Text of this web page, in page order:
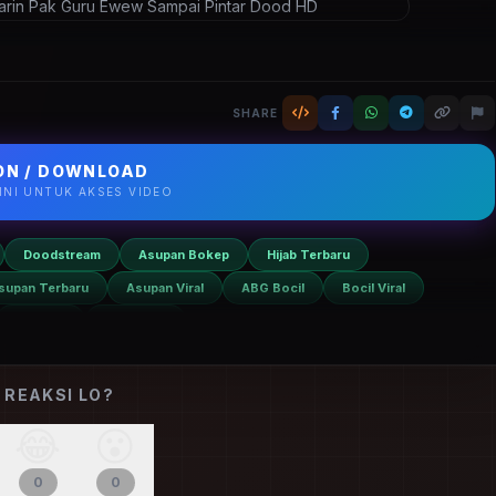
SHARE
/ DOWNLOAD
UNTUK AKSES VIDEO
Doodstream Asupan Bokep Hijab Terbaru
Terbaru Asupan Viral ABG Bocil Bocil Viral
REAKSI LO?
0 0